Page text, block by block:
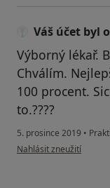
Váš účet byl
Výborný lékař.
Chválím.
100 procent.
to.????
5. prosince 2019 •
podle názoru uživatele
Nahlásit zneužití